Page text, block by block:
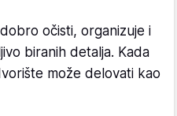
očisti, organizuje i
biranih detalja. Kada
može delovati kao